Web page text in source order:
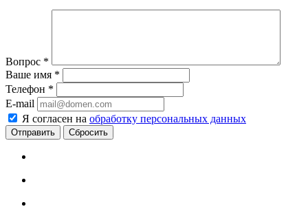
Вопрос *
Ваше имя *
Телефон *
E-mail
Я согласен на обработку персональных данных
Сбросить